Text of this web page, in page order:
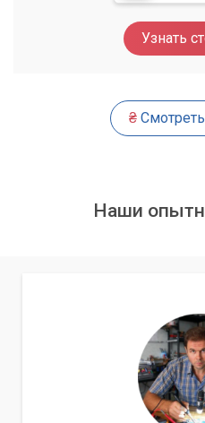
Наша команда
любых вопросах, связанных с
Обращайтесь к нам и
Узнать
₴
Наши